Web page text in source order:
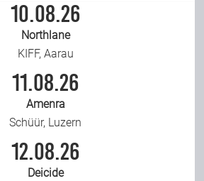
10.08.26
Northlane
KIFF, Aarau
11.08.26
Amenra
Schüür, Luzern
12.08.26
Deicide